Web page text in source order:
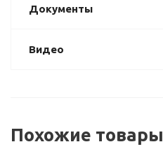
Документы
Видео
Похожие товары